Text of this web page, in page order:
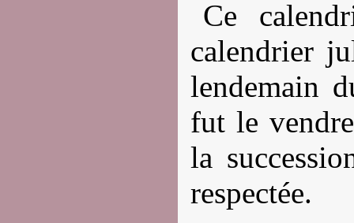
Ce
calendrier
lendemain
fut le
la
respectée.